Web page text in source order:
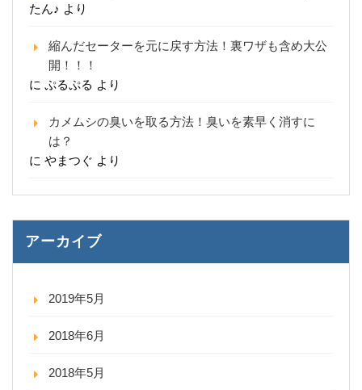
たん♪ より
縮んだセーターを元に戻す方法！裏ワザも含め大公
開！！！
に ぷるぷる より
カメムシの臭いを取る方法！臭いを素早く消すに
は？
に やまつぐ より
アーカイブ
2019年5月
2018年6月
2018年5月